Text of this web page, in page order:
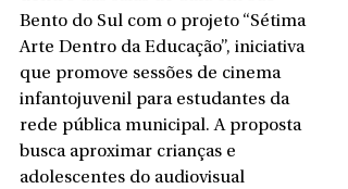
Bento do Sul com o projeto “Sétima
Arte Dentro da Educação”, iniciativa
que promove sessões de cinema
infantojuvenil para estudantes da
rede pública municipal. A proposta
busca aproximar crianças e
adolescentes do audiovisual